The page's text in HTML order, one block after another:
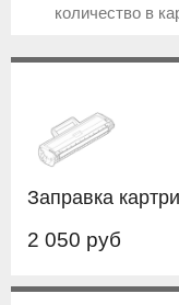
количество в
Заправка
2 050 руб